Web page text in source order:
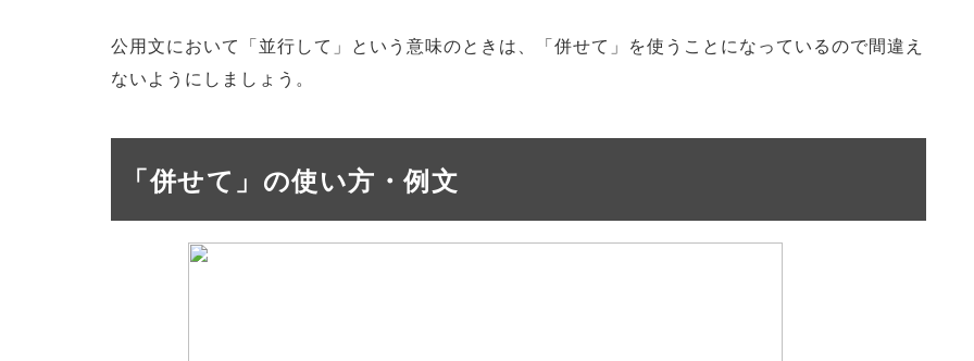
公用文において「並行して」という意味のときは、「併せて」を使うことになっているので間違え
ないようにしましょう。
「併せて」の使い方・例文